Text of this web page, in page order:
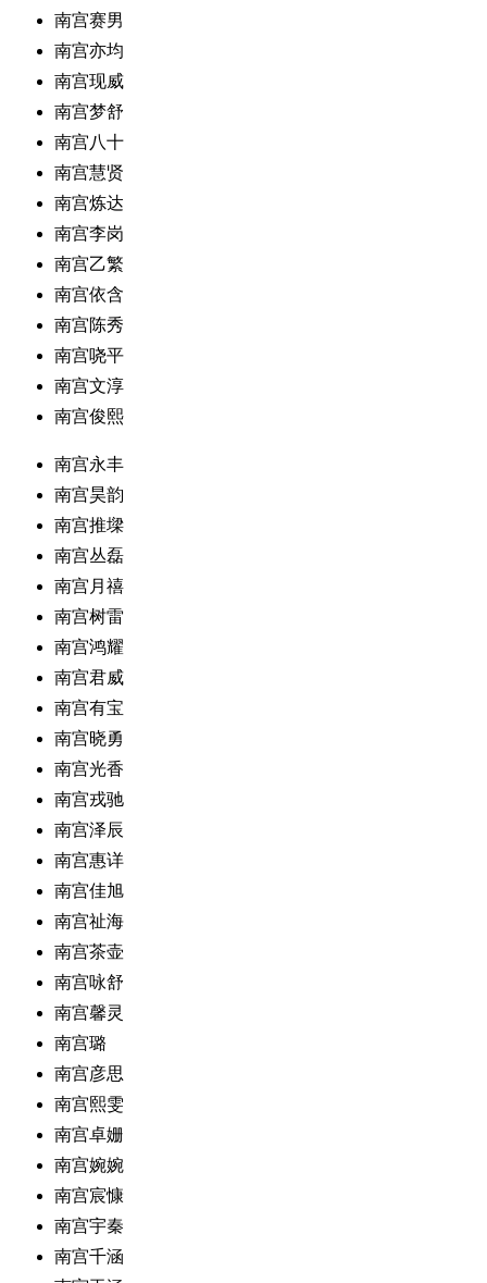
南宫赛男
南宫亦均
南宫现威
南宫梦舒
南宫八十
南宫慧贤
南宫炼达
南宫李岗
南宫乙繁
南宫依含
南宫陈秀
南宫哓平
南宫文淳
南宫俊熙
南宫永丰
南宫昊韵
南宫推墚
南宫丛磊
南宫月禧
南宫树雷
南宫鸿耀
南宫君威
南宫有宝
南宫晓勇
南宫光香
南宫戎驰
南宫泽辰
南宫惠详
南宫佳旭
南宫祉海
南宫茶壶
南宫咏舒
南宫馨灵
南宫璐
南宫彦思
南宫熙雯
南宫卓姗
南宫婉婉
南宫宸慷
南宫宇秦
南宫千涵